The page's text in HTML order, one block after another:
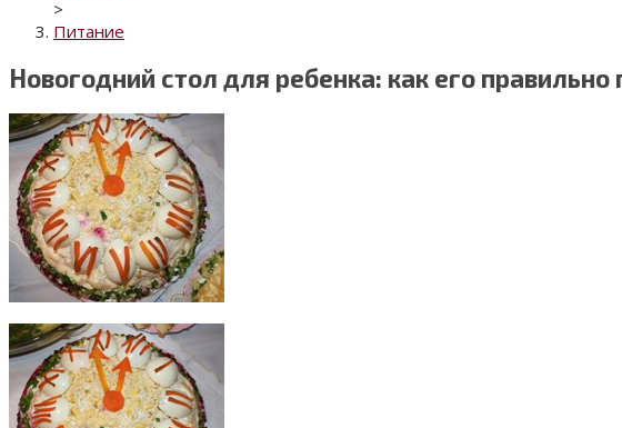
>
Питание
Новогодний стол для ребенка: как его правильно